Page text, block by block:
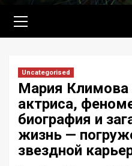
меню
Uncategorised
Мария Климова
актриса,
биография и
жизнь —
звездной